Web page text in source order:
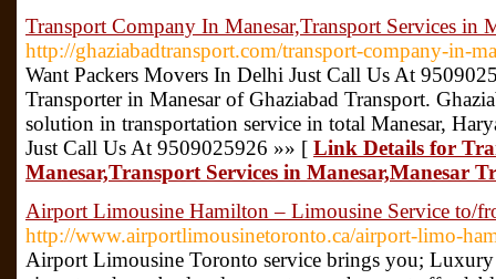
Transport Company In Manesar,Transport Services in
http://ghaziabadtransport.com/transport-company-in-
Want Packers Movers In Delhi Just Call Us At
Transporter in Manesar of Ghaziabad Transport.
solution in transportation service in total Manesar,
Just Call Us At 9509025926 »» [ Link Details for
Manesar,Transport Services in Manesar,Manesar
Airport Limousine Hamilton – Limousine Service to/
http://www.airportlimousinetoronto.ca/airport-limo-
Airport Limousine Toronto service brings you;